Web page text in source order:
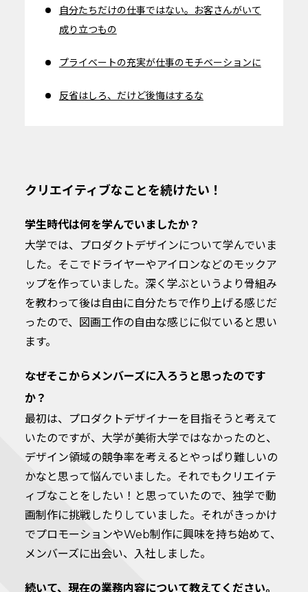
自分たちだけの仕事ではない。お客さんがいて
成り立つもの
プライベートの充実が仕事のモチベーションに
反省はしろ、だけど後悔はするな
クリエイティブなことを続けたい！
学生時代は何を学んでいましたか？
大学では、プロダクトデザインについて学んでいま
した。そこでドライヤーやアイロンなどのモックア
ップを作っていました。深く学ぶというより骨組み
を教わって後は自由に自分たちで作り上げる感じだ
ったので、図画工作の自由な感じに似ていると思い
ます。
なぜそこからメンバーズに入ろうと思ったのです
か？
最初は、プロダクトデザイナーを目指そうと考えて
いたのですが、大学が美術大学ではなかったのと、
デザイン領域の競争率を考えるとやっぱり難しいの
かなと思って悩んでいました。それでもクリエイテ
ィブなことをしたい！と思っていたので、独学で動
画制作に挑戦したりしていました。それがきっかけ
でプロモーションやWeb制作に興味を持ち始めて、
メンバーズに出会い、入社しました。
続いて、現在の業務内容について教えてください。